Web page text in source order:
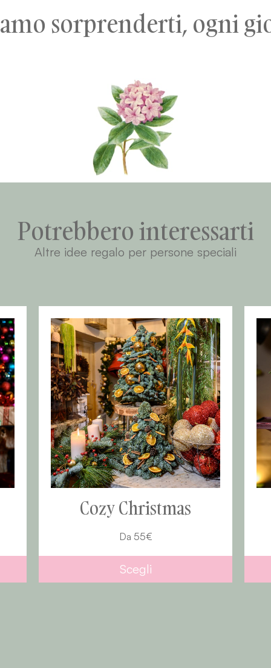
sorprenderti, ogni
Potrebbero interessarti
Altre idee regalo per persone speciali
Snowy Christmas
Da 45€
Scegli